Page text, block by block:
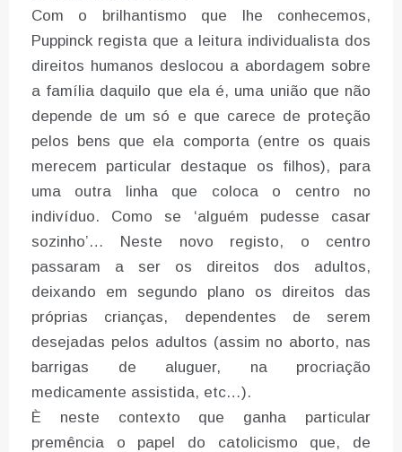
Com o brilhantismo que lhe conhecemos,
Puppinck regista que a leitura individualista dos
direitos humanos deslocou a abordagem sobre
a família daquilo que ela é, uma união que não
depende de um só e que carece de proteção
pelos bens que ela comporta (entre os quais
merecem particular destaque os filhos), para
uma outra linha que coloca o centro no
indivíduo. Como se ‘alguém pudesse casar
sozinho’… Neste novo registo, o centro
passaram a ser os direitos dos adultos,
deixando em segundo plano os direitos das
próprias crianças, dependentes de serem
desejadas pelos adultos (assim no aborto, nas
barrigas de aluguer, na procriação
medicamente assistida, etc…).
È neste contexto que ganha particular
premência o papel do catolicismo que, de